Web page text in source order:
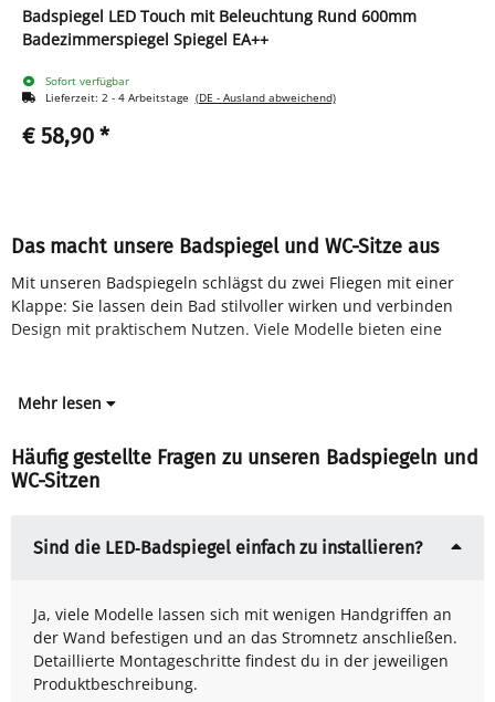
Badspiegel LED Touch mit Beleuchtung Rund 600mm
Badezimmerspiegel Spiegel EA++
Sofort verfügbar
Lieferzeit: 2 - 4 Arbeitstage (DE - Ausland abweichend)
€ 58,90 *
Das macht unsere Badspiegel und WC-Sitze aus
Mit unseren Badspiegeln schlägst du zwei Fliegen mit einer
Klappe: Sie lassen dein Bad stilvoller wirken und verbinden
Design mit praktischem Nutzen. Viele Modelle bieten eine
Mehr lesen
Häufig gestellte Fragen zu unseren Badspiegeln und
WC-Sitzen
Sind die LED‑Badspiegel einfach zu installieren?
Ja, viele Modelle lassen sich mit wenigen Handgriffen an
der Wand befestigen und an das Stromnetz anschließen.
Detaillierte Montageschritte findest du in der jeweiligen
Produktbeschreibung.